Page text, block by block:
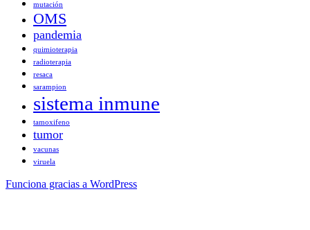
mutación
OMS
pandemia
quimioterapia
radioterapia
resaca
sarampion
sistema inmune
tamoxifeno
tumor
vacunas
viruela
Funciona gracias a WordPress